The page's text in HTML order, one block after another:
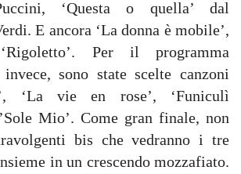
‘Questa o quella’ dal
E ancora ‘La donna è mobile’,
Per il programma
sono state scelte canzoni
‘La vie en rose’, ‘Funiculì
Mio’. Come gran finale, non
bis che vedranno i tre
in un crescendo mozzafiato.